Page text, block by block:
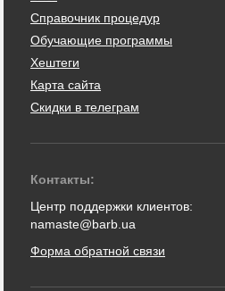
Справочник процедур
Обучающие программы
Хештеги
Карта сайта
Скидки в телеграм
Контакты:
Центр поддержки клиентов:
namaste@barb.ua
Форма обратной связи